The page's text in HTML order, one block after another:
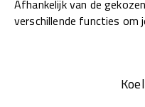
Afhankelijk van de
verschillende functies om